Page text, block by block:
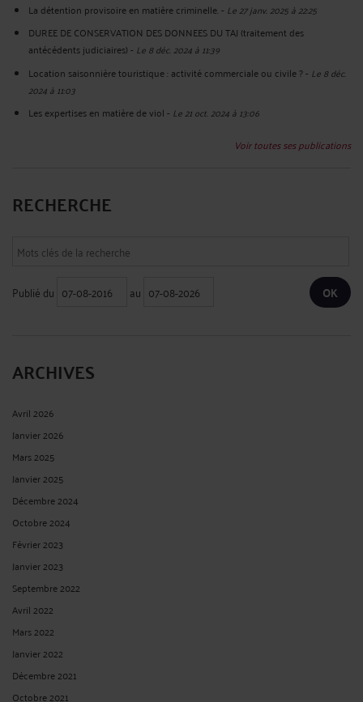
La détention provisoire en matière criminelle.- Le 27 janv. 2025 à 22:25
DUREE DE CONSERVATION DES DONNEES DU TAJ (traitement des
antécédents judiciaires)- Le 8 déc. 2024 à 11:39
Location saisonnière touristique : activité commerciale ou civile ?- Le 8 déc.
2024 à 11:03
Les expertises en matière de viol- Le 21 oct. 2024 à 13:06
Voir toutes ses publications
RECHERCHE
Publié du au
ARCHIVES
Avril 2026
Janvier 2026
Mars 2025
Janvier 2025
Décembre 2024
Octobre 2024
Février 2023
Janvier 2023
Septembre 2022
Avril 2022
Mars 2022
Janvier 2022
Décembre 2021
Octobre 2021